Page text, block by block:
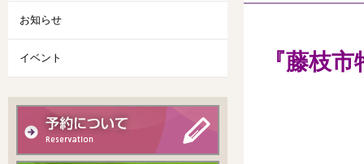
『藤枝
お知らせ
イベント